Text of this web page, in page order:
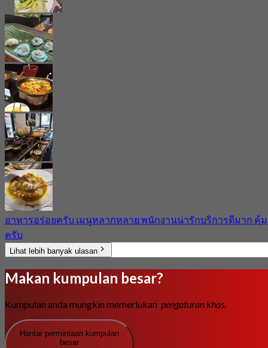
อาหารอร่อยครับ เมนูหลากหลาย พนักงานน่ารักบริการดีมาก คุ้ม
ครับ
Lihat lebih banyak ulasan
Makan kumpulan besar?
Kumpulan anda mungkin memerlukan pengaturan khas.
Hantar permintaan kumpulan
besar